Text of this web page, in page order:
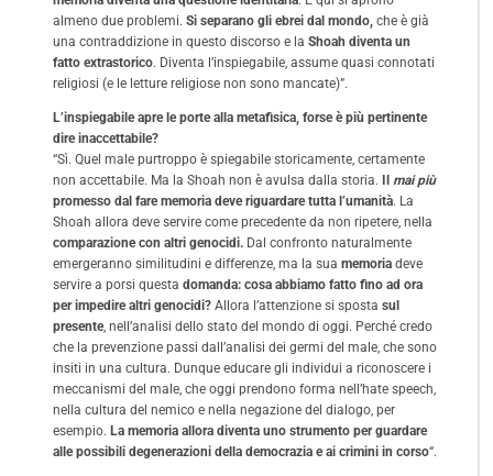
almeno due problemi. Si separano gli ebrei dal mondo, che è già
una contraddizione in questo discorso e la Shoah diventa un
fatto extrastorico. Diventa l’inspiegabile, assume quasi connotati
religiosi (e le letture religiose non sono mancate)”.
L’inspiegabile apre le porte alla metafisica, forse è più pertinente
dire inaccettabile?
“Sì. Quel male purtroppo è spiegabile storicamente, certamente
non accettabile. Ma la Shoah non è avulsa dalla storia. Il mai più
promesso dal fare memoria deve riguardare tutta l’umanità. La
Shoah allora deve servire come precedente da non ripetere, nella
comparazione con altri genocidi. Dal confronto naturalmente
emergeranno similitudini e differenze, ma la sua memoria deve
servire a porsi questa domanda: cosa abbiamo fatto fino ad ora
per impedire altri genocidi? Allora l’attenzione si sposta sul
presente, nell’analisi dello stato del mondo di oggi. Perché credo
che la prevenzione passi dall’analisi dei germi del male, che sono
insiti in una cultura. Dunque educare gli individui a riconoscere i
meccanismi del male, che oggi prendono forma nell’hate speech,
nella cultura del nemico e nella negazione del dialogo, per
esempio. La memoria allora diventa uno strumento per guardare
alle possibili degenerazioni della democrazia e ai crimini in corso“.